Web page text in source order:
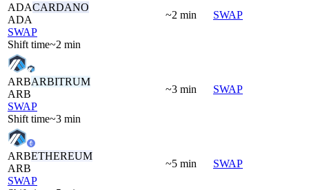
ADACARDANO
ADA
SWAP
Shift time~2 min
~2 min SWAP
ARBARBITRUM
ARB
SWAP
Shift time~3 min
~3 min SWAP
ARBETHEREUM
ARB
SWAP
~5 min SWAP